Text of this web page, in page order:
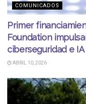
COMUNICADOS
Primer
Foundation
ciberseguridad e
ABRIL 10, 2026